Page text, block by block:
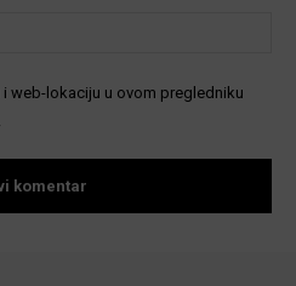
web-lokaciju u ovom pregledniku